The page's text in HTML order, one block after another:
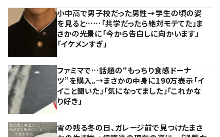
小中高で男子校だった男性→学生の頃の姿
を見ると……「共学だったら絶対モテてた」ま
さかの光景に「今から告白しに向かいます」
「イケメンすぎ」
ファミマで…話題の“もっちり食感ドーナ
ツ”を購入。→まさかの中身に190万表示「イ
イこと聞いた」「気になってました」「これかな
り好き」
雪の残る冬の日、ガレージ前で見つけたまさ